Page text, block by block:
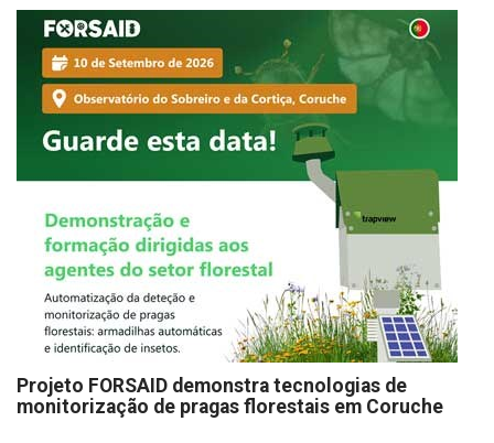
Projeto FORSAID demonstra tecnologias de
monitorização de pragas florestais em Coruche